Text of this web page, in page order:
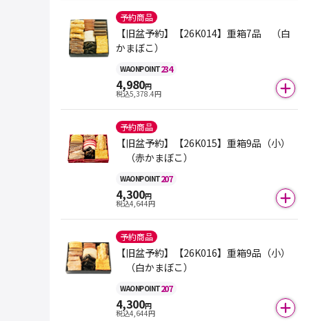
予約商品
【旧盆予約】【26K014】重箱7品 （白
かまぼこ）
WAONPOINT234
4,980円
税込5,378.4円
予約商品
【旧盆予約】【26K015】重箱9品（小）
（赤かまぼこ）
WAONPOINT207
4,300円
税込4,644円
予約商品
【旧盆予約】【26K016】重箱9品（小）
（白かまぼこ）
WAONPOINT207
4,300円
税込4,644円